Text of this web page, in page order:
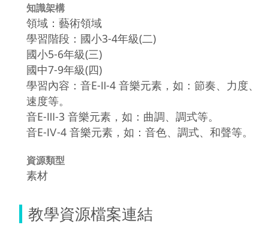
知識架構
領域：藝術領域
學習階段：國小3-4年級(二)
國小5-6年級(三)
國中7-9年級(四)
學習內容：音E-Ⅱ-4 音樂元素，如：節奏、力度、
速度等。
音E-Ⅲ-3 音樂元素，如：曲調、調式等。
音E-Ⅳ-4 音樂元素，如：音色、調式、和聲等。
資源類型
素材
教學資源檔案連結